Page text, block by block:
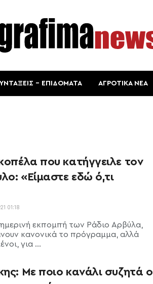
– ΕΠΙΔΟΜΑΤΑ ΑΓΡΟΤΙΚΑ ΝΕΑ
που κατήγγειλε τον
«Είμαστε εδώ ό,τι
01:18
εκπομπή των Ράδιο Αρβύλα,
κανονικά το πρόγραμμα, αλλά
για ...
Με ποιο κανάλι συζητά ο